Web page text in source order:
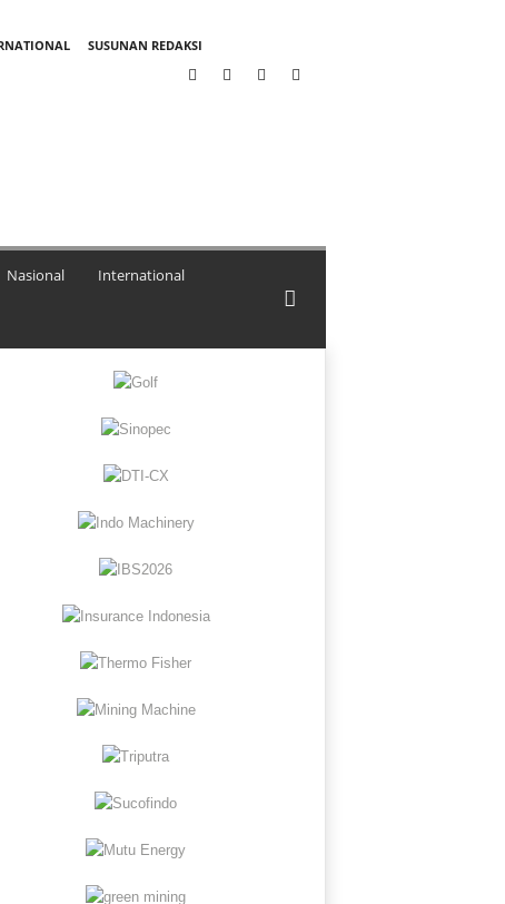
SUSUNAN REDAKSI
Nasional International